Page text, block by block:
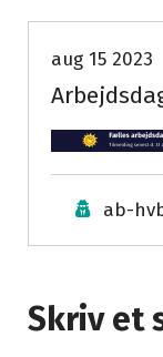
aug 15 2023
ab-
Skriv et